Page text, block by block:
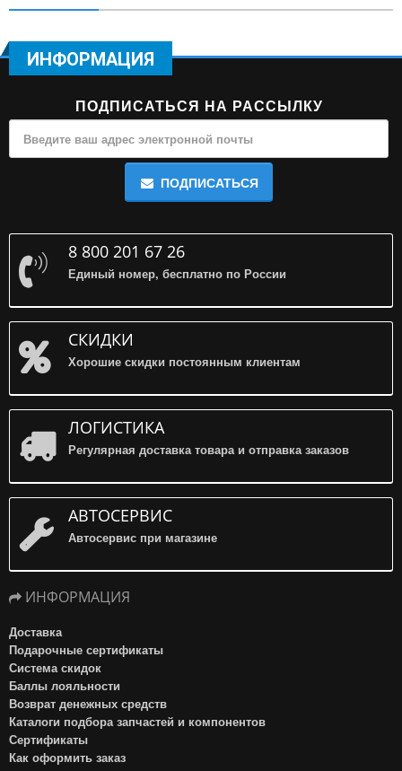
ИНФОРМАЦИЯ
ПОДПИСАТЬСЯ НА РАССЫЛКУ
ПОДПИСАТЬСЯ
8 800 201 67 26
Единый номер, бесплатно по России
СКИДКИ
Хорошие скидки постоянным клиентам
ЛОГИСТИКА
Регулярная доставка товара и отправка заказов
АВТОСЕРВИС
Автосервис при магазине
ИНФОРМАЦИЯ
Доставка
Подарочные сертификаты
Система скидок
Баллы лояльности
Возврат денежных средств
Каталоги подбора запчастей и компонентов
Сертификаты
Как оформить заказ